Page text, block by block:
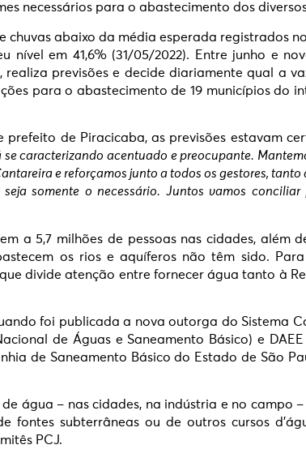
necessários para o abastecimento dos
chuvas abaixo da média esperada registrados
nível em 41,6% (31/05/2022). Entre junho e
previsões e decide diariamente qual a
para o abastecimento de 19 municípios do
de Piracicaba, as previsões estavam
caracterizando acentuado e preocupante.
e reforçamos junto a todos os gestores,
somente o necessário. Juntos vamos
a 5,7 milhões de pessoas nas cidades, além
os rios e aquíferos não têm sido.
divide atenção entre fornecer água tanto à
foi publicada a nova outorga do Sistema
de Águas e Saneamento Básico) e
de Saneamento Básico do Estado de São
água – nas cidades, na indústria e no campo
fontes subterrâneas ou de outros cursos
PCJ.